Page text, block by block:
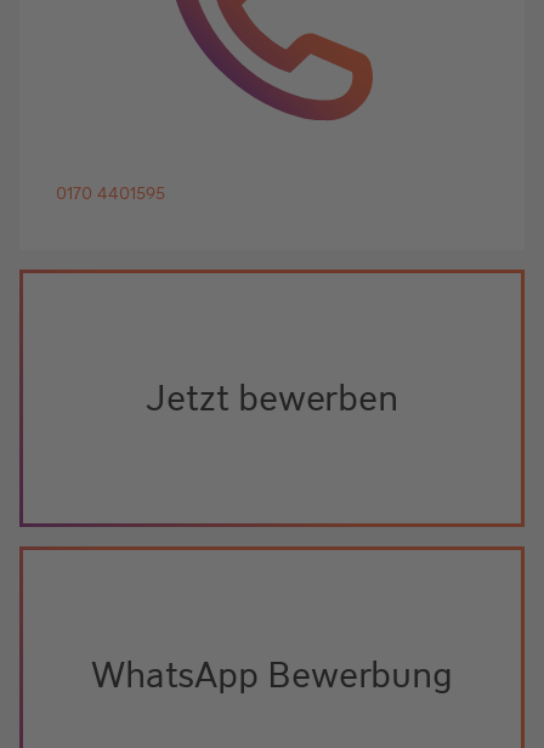
0170 4401595
Jetzt bewerben
WhatsApp Bewerbung